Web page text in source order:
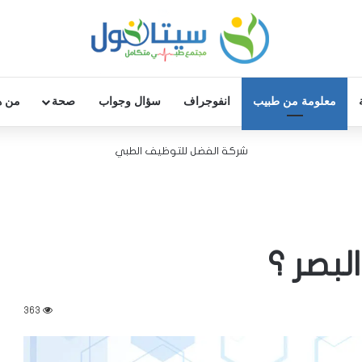
معلومة من طبيب انفوجراف سؤال وجواب صحة من
شركة الفضل للتوظيف الطبي
؟
363